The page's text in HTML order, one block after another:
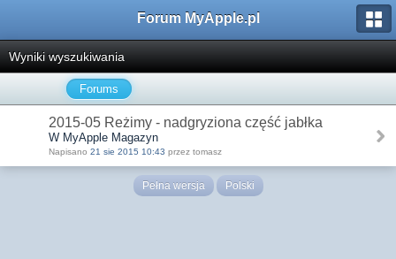
Forum MyApple.pl
Wyniki wyszukiwania
Forums
2015-05 Reżimy - nadgryziona część jabłka
W MyApple Magazyn
Napisano 21 sie 2015 10:43 przez tomasz
Pełna wersja Polski